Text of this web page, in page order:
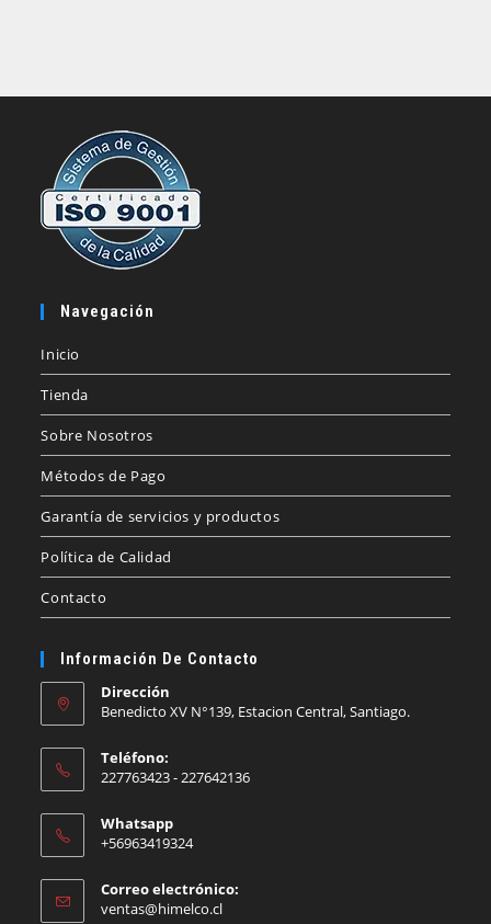
Navegación
Inicio
Tienda
Sobre Nosotros
Métodos de Pago
Garantía de servicios y productos
Política de Calidad
Contacto
Información De Contacto
Dirección
Benedicto XV N°139, Estacion Central, Santiago.
Teléfono:
227763423 - 227642136
Whatsapp
+56963419324
Correo electrónico:
ventas@himelco.clSe